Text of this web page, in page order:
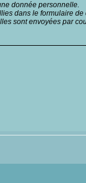
donnée personnelle.
dans le formulaire de
sont envoyées par